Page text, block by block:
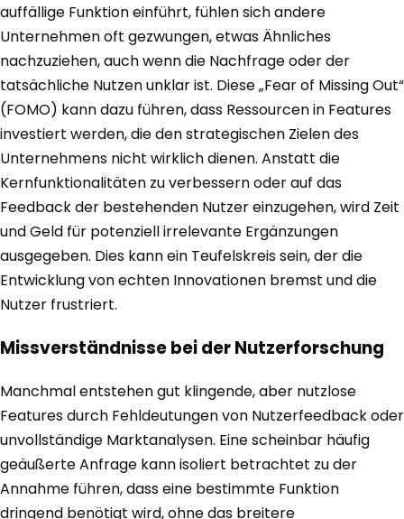
auffällige Funktion einführt, fühlen sich andere
Unternehmen oft gezwungen, etwas Ähnliches
nachzuziehen, auch wenn die Nachfrage oder der
tatsächliche Nutzen unklar ist. Diese „Fear of Missing Out“
(FOMO) kann dazu führen, dass Ressourcen in Features
investiert werden, die den strategischen Zielen des
Unternehmens nicht wirklich dienen. Anstatt die
Kernfunktionalitäten zu verbessern oder auf das
Feedback der bestehenden Nutzer einzugehen, wird Zeit
und Geld für potenziell irrelevante Ergänzungen
ausgegeben. Dies kann ein Teufelskreis sein, der die
Entwicklung von echten Innovationen bremst und die
Nutzer frustriert.
Missverständnisse bei der Nutzerforschung
Manchmal entstehen gut klingende, aber nutzlose
Features durch Fehldeutungen von Nutzerfeedback oder
unvollständige Marktanalysen. Eine scheinbar häufig
geäußerte Anfrage kann isoliert betrachtet zu der
Annahme führen, dass eine bestimmte Funktion
dringend benötigt wird, ohne das breitere